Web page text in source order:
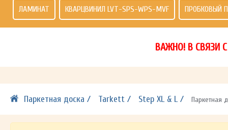
ЛАМИНАТ КВАРЦВИНИЛ LVT-SPS-WPS-MVF ПРОБКОВЫЙ
ВАЖНО! В СВЯЗИ
Паркетная доска / Tarkett / Step XL & L / Паркетная